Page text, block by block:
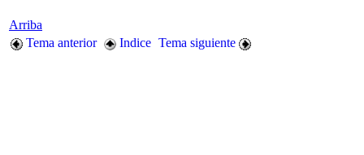
Arriba
Tema anterior
Indice Tema siguiente